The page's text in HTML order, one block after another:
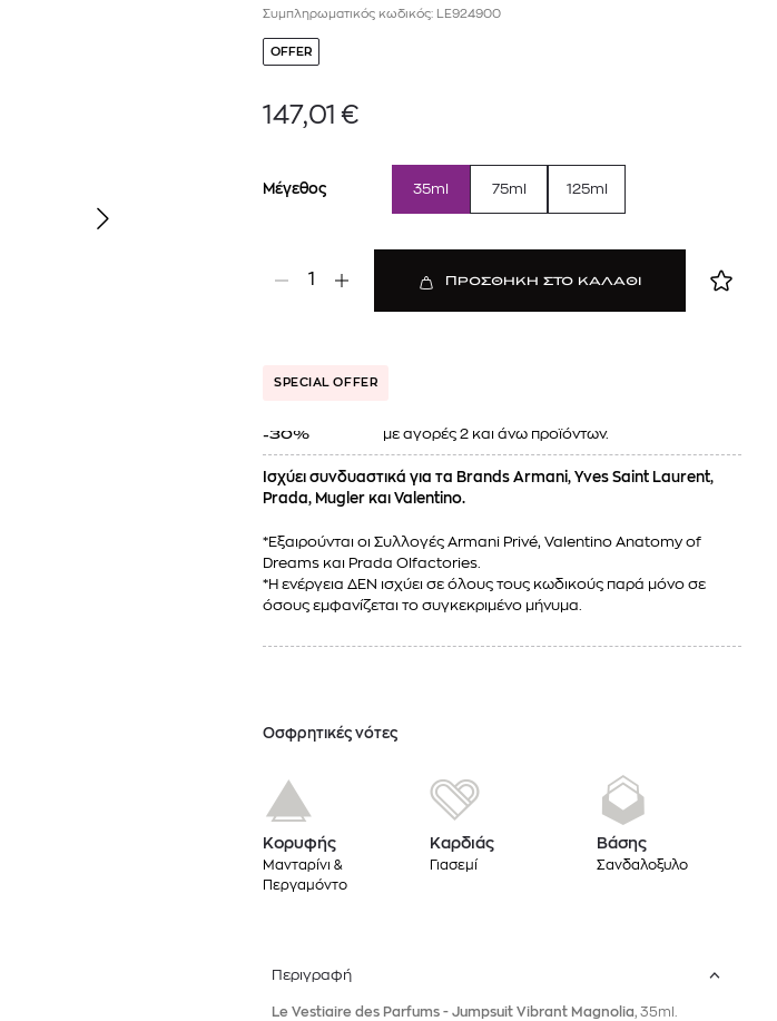
Συμπληρωματικός κωδικός: LE924900
OFFER
147,01 €
Μέγεθος 35ml 75ml 125ml
1 ΠΡΟΣΘΗΚΗ ΣΤΟ ΚΑΛΑΘΙ
SPECIAL OFFER
-30% με αγορές 2 και άνω προϊόντων.
Ισχύει συνδυαστικά για τα Brands Armani, Yves Saint Laurent,
Prada, Mugler και Valentino.
*Εξαιρούνται οι Συλλογές Armani Privé, Valentino Anatomy of
Dreams και Prada Olfactories.
*Η ενέργεια ΔΕΝ ισχύει σε όλους τους κωδικούς παρά μόνο σε
όσους εμφανίζεται το συγκεκριμένο μήνυμα.
Oσφρητικές νότες
Κορυφής
Μανταρίνι &
Περγαμόντο
Καρδιάς
Γιασεμί
Βάσης
Σανδαλοξυλο
Περιγραφή
Le Vestiaire des Parfums - Jumpsuit Vibrant Magnolia, 35ml.